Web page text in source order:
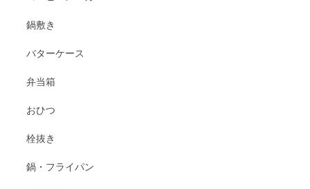
鍋敷き
バターケース
弁当箱
おひつ
栓抜き
鍋・フライパン